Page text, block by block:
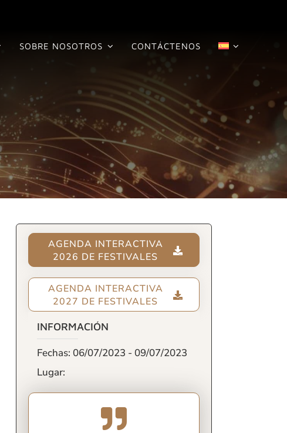
SOBRE NOSOTROS CONTÁCTENOS
AGENDA INTERACTIVA
2026 DE FESTIVALES
AGENDA INTERACTIVA
2027 DE FESTIVALES
INFORMACIÓN
Fechas: 06/07/2023 - 09/07/2023
Lugar: